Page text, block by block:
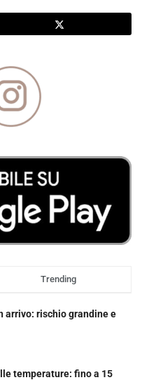
Trending
arrivo: rischio grandine e
temperature: fino a 15